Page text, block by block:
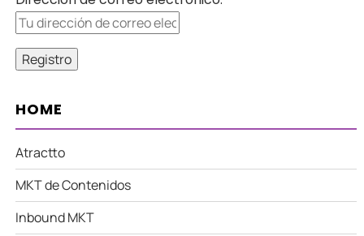
HOME
Atractto
MKT de Contenidos
Inbound MKT